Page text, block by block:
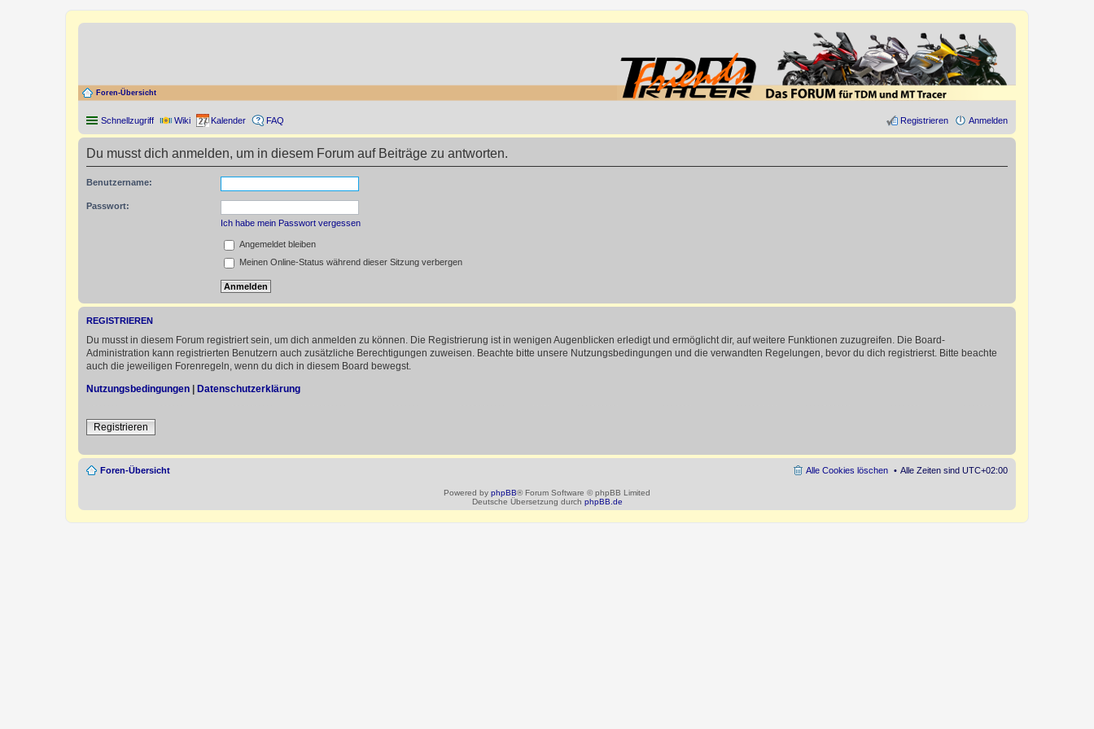
Foren-Übersicht
Schnellzugriff Wiki Kalender FAQ Anmelden
Registrieren
Du musst dich anmelden, um in diesem Forum auf Beiträge zu antworten.
Benutzername:
Passwort:
Ich habe mein Passwort vergessen
Angemeldet bleiben
Meinen Online-Status während dieser Sitzung verbergen
REGISTRIEREN
Du musst in diesem Forum registriert sein, um dich anmelden zu können. Die Registrierung ist in wenigen Augenblicken erledigt und ermöglicht dir, auf weitere Funktionen zuzugreifen. Die Board-
Administration kann registrierten Benutzern auch zusätzliche Berechtigungen zuweisen. Beachte bitte unsere Nutzungsbedingungen und die verwandten Regelungen, bevor du dich registrierst. Bitte beachte
auch die jeweiligen Forenregeln, wenn du dich in diesem Board bewegst.
Nutzungsbedingungen | Datenschutzerklärung
Registrieren
Foren-Übersicht Alle Zeiten sind UTC+02:00
Alle Cookies löschen
Powered by phpBB® Forum Software © phpBB Limited
Deutsche Übersetzung durch phpBB.de